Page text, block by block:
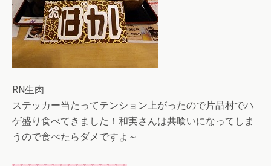
RN生肉
ステッカー当たってテンション上がったので片品村でハ
ゲ盛り食べてきました！和実さんは共喰いになってしま
うので食べたらダメですよ～